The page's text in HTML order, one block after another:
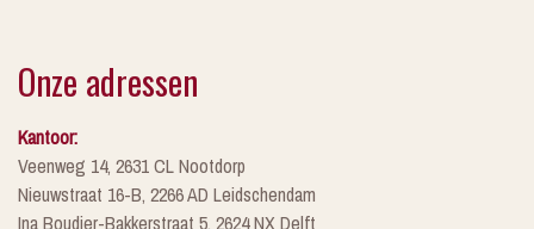
Onze adressen
Kantoor:
Veenweg 14, 2631 CL Nootdorp
Nieuwstraat 16-B, 2266 AD Leidschendam
Ina Boudier-Bakkerstraat 5, 2624 NX Delft